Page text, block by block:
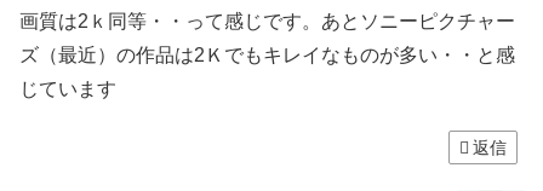
画質は2ｋ同等・・って感じです。あとソニーピクチャー
ズ（最近）の作品は2Ｋでもキレイなものが多い・・と感
じています
返信